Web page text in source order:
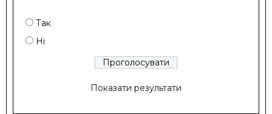
Так
Ні
Показати результати